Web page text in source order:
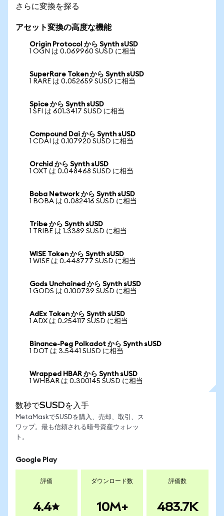
さらに変換を探る
アセット変換の高度な機能
Origin Protocol から Synth sUSD
1 OGN は 0.069960 SUSD に相当
SuperRare Token から Synth sUSD
1 RARE は 0.052659 SUSD に相当
Spice から Synth sUSD
1 SFI は 601.3417 SUSD に相当
Compound Dai から Synth sUSD
1 CDAI は 0.107920 SUSD に相当
Orchid から Synth sUSD
1 OXT は 0.048468 SUSD に相当
Boba Network から Synth sUSD
1 BOBA は 0.082416 SUSD に相当
Tribe から Synth sUSD
1 TRIBE は 1.3389 SUSD に相当
WISE Token から Synth sUSD
1 WISE は 0.448777 SUSD に相当
Gods Unchained から Synth sUSD
1 GODS は 0.100739 SUSD に相当
AdEx Token から Synth sUSD
1 ADX は 0.254117 SUSD に相当
Binance-Peg Polkadot から Synth sUSD
1 DOT は 3.5441 SUSD に相当
Wrapped HBAR から Synth sUSD
1 WHBAR は 0.300145 SUSD に相当
数秒でSUSDを入手
MetaMaskでSUSDを購入、売却、取引、ス
ワップ。最も信頼される暗号資産ウォレッ
ト。
Google Play
評価
4.4
ダウンロード数
10M+
評価数
483.7K